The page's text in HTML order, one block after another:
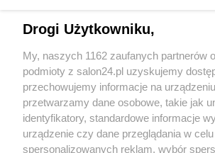
Sport
Społeczeństwo
Kultura
Drogi Użytkowniku,
My, naszych 1162 zaufanych partnerów
podmioty z salon24.pl uzyskujemy
przechowujemy informacje na
przetwarzamy dane osobowe, takie jak
identyfikatory, standardowe informacje
urządzenie czy dane przeglądania w
spersonalizowanych reklam, wybór